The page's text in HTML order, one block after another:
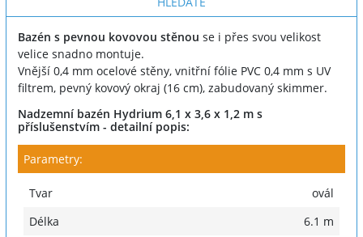
Bazén s pevnou kovovou stěnou se i přes svou velikost
velice snadno montuje.
Vnější 0,4 mm ocelové stěny, vnitřní fólie PVC 0,4 mm s UV
filtrem, pevný kovový okraj (16 cm), zabudovaný skimmer.
Nadzemní bazén Hydrium 6,1 x 3,6 x 1,2 m s
příslušenstvím - detailní popis:
Parametry:
Tvar
ovál
Délka
6.1 m